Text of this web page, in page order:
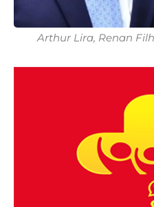
Arthur Lira, Renan